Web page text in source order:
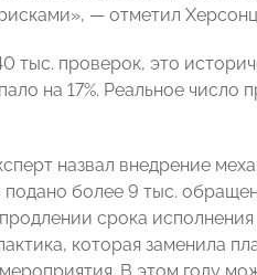
— отметил
тыс. проверок, это
на 17%. Реальное число
назвал внедрение
более 9 тыс.
срока
которая заменила